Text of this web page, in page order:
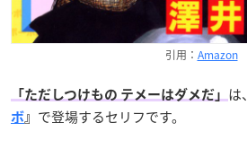
引用： Amazon
「ただしつけもの テメーはダメだ」 は、
ボ 』 で登場するセリフです。